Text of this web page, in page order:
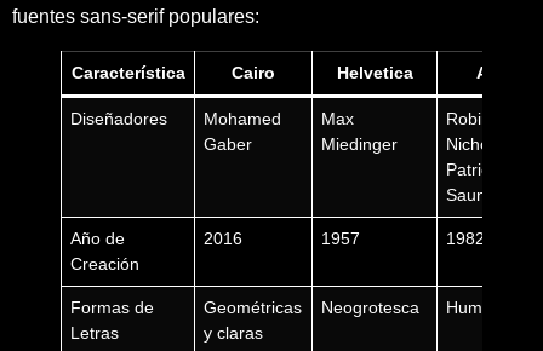
fuentes sans-serif populares:
Característica Cairo Helvetica Arial
Diseñadores
Mohamed
Gaber
Max
Miedinger
Robin
Nicholas y
Patricia
Saunders
Año de
Creación
2016 1957 1982
Formas de
Letras
Geométricas
y claras
Neogrotesca Humanista